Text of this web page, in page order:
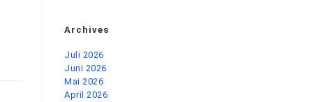
Archives
Juli 2026
Juni 2026
Mai 2026
April 2026